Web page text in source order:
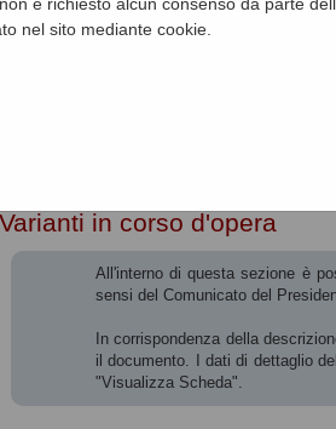
nel sito mediante cookie.
Varianti in corso d'opera
All'interno di questa sezione è
sensi del Comunicato del
In corrispondenza della
il documento. I dati di dettaglio
"Visualizza Scheda".